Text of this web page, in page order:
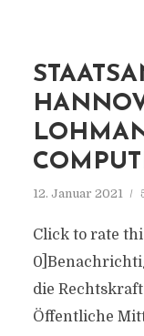
12. Januar 2021
Click to rate
die
Öffentliche